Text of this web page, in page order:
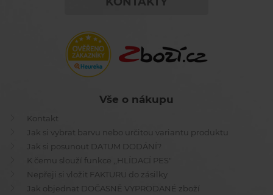
Vše o nákupu
Kontakt
Jak si vybrat barvu nebo určitou variantu produktu
Jak si posunout DATUM DODÁNÍ?
K čemu slouží funkce ,,HLÍDACÍ PES"
Nepřeji si vložit FAKTURU do zásilky
Jak objednat DOČASNĚ VYPRODANÉ zboží